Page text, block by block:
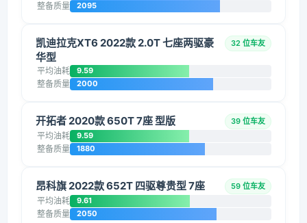
整备质量 2095
凯迪拉克XT6 2022款 2.0T 七座两驱豪
华型
32 位车友
平均油耗 9.59
整备质量 2000
开拓者 2020款 650T 7座 型版 39 位车友
平均油耗 9.59
整备质量 1880
昂科旗 2022款 652T 四驱尊贵型 7座 59 位车友
平均油耗 9.61
整备质量 2050